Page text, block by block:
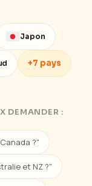
Japon
+7 pays
DEMANDER :
?"
et NZ ?"